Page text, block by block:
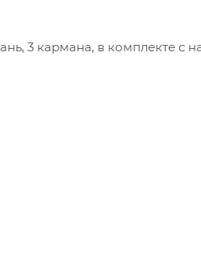
3 кармана, в комплекте с